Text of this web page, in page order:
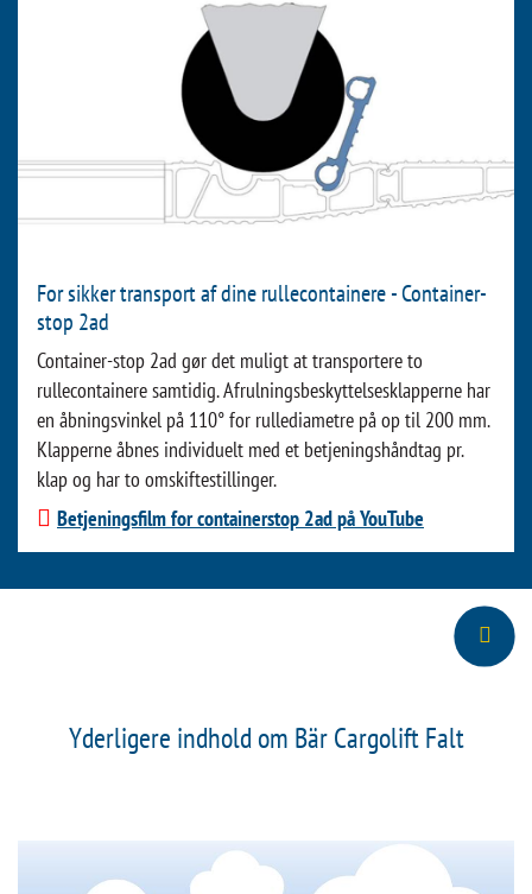
For sikker transport af dine rullecontainere - Container-
stop 2ad
Container-stop 2ad gør det muligt at transportere to
rullecontainere samtidig. Afrulningsbeskyttelsesklapperne har
en åbningsvinkel på 110° for rullediametre på op til 200 mm.
Klapperne åbnes individuelt med et betjeningshåndtag pr.
klap og har to omskiftestillinger.
Betjeningsfilm for containerstop 2ad på YouTube
Yderligere indhold om Bär Cargolift Falt